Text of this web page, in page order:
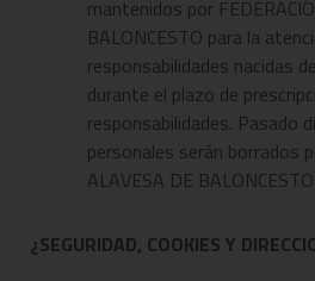
mantenidos por
BALONCESTO para la
responsabilidades nacidas
durante el plazo de
responsabilidades. Pasado
personales serán borrados
ALAVESA DE BALONCESTO
¿SEGURIDAD, COOKIES Y